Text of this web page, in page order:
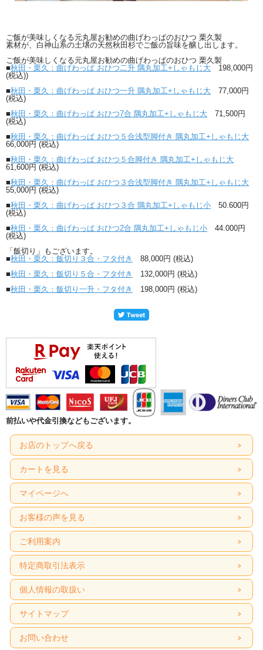
ご飯が美味しくなる元丸屋お勧めの曲げわっぱのおひつ 栗久製
素材が、白神山系の土壌の天然秋田杉でご飯の旨味を醸し出します。
ご飯が美味しくなる元丸屋お勧めの曲げわっぱのおひつ 栗久製
■秋田・栗久：曲げわっぱ おひつ二升 隅丸加工+しゃもじ大 198,000円
(税込))
■秋田・栗久：曲げわっぱ おひつ一升 隅丸加工+しゃもじ大 77,000円
(税込)
■秋田・栗久：曲げわっぱ おひつ7合 隅丸加工+しゃもじ大 71,500円
(税込)
■秋田・栗久：曲げわっぱ おひつ５合浅型脚付き 隅丸加工+しゃもじ大
66,000円 (税込)
■秋田・栗久：曲げわっぱ おひつ５合脚付き 隅丸加工+しゃもじ大
61,600円 (税込)
■秋田・栗久：曲げわっぱ おひつ３合浅型脚付き 隅丸加工+しゃもじ大
55,000円 (税込)
■秋田・栗久：曲げわっぱ おひつ３合 隅丸加工+しゃもじ小 50.600円
(税込)
■秋田・栗久：曲げわっぱ おひつ2合 隅丸加工+しゃもじ小 44.000円
(税込)
「飯切り」もございます。
■秋田・栗久：飯切り３合・フタ付き
88,000円 (税込)
■秋田・栗久：飯切り５合・フタ付き
132,000円 (税込)
■秋田・栗久：飯切り一升・フタ付き 198,000円 (税込)
前払いや代金引換などもございます。
お店のトップへ戻る
カートを見る
マイページへ
お客様の声を見る
ご利用案内
特定商取引法表示
個人情報の取扱い
サイトマップ
お問い合わせ